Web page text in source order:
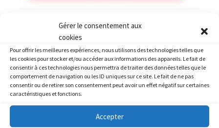
Gérer le consentement aux
cookies
Pour offrir les meilleures expériences, nous utilisons des technologies telles que
les cookies pour stocker et/ou accéder aux informations des appareils. Le fait de
consentir à ces technologies nous permettra de traiter des données telles que le
comportement de navigation ou les ID uniques sur ce site. Le fait de ne pas
consentir ou de retirer son consentement peut avoir un effet négatif sur certaines
caractéristiques et fonctions.
Accepter
HONDA HONDA 350 XLR
PRODUITS SIMILAIRES